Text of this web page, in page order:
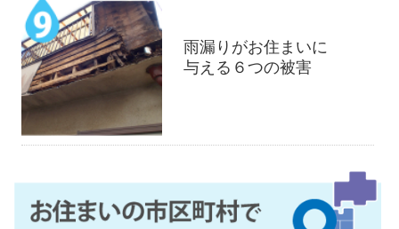
雨漏りがお住まいに
与える６つの被害